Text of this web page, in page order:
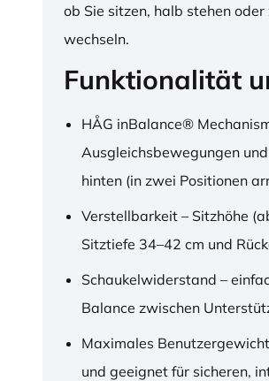
ob Sie sitzen, halb stehen
wechseln.
Funktionalität
HÅG inBalance®
Ausgleichsbewegungen
hinten (in zwei Positionen
Verstellbarkeit – Sitzhöhe
Sitztiefe 34–42 cm und
Schaukelwiderstand –
Balance zwischen
Maximales
und geeignet für sicheren,